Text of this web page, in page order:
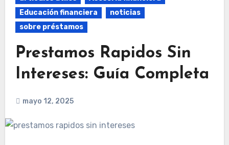
Educación financiera
noticias
sobre préstamos
Prestamos Rapidos Sin
Intereses: Guía Completa
mayo 12, 2025